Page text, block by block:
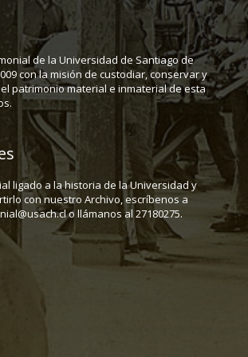
de la Universidad de Santiago de
con la misión de custodiar, conservar y
patrimonio material e inmaterial de esta
ligado a la historia de la Universidad y
con nuestro Archivo, escríbenos a
o llámanos al 27180275.